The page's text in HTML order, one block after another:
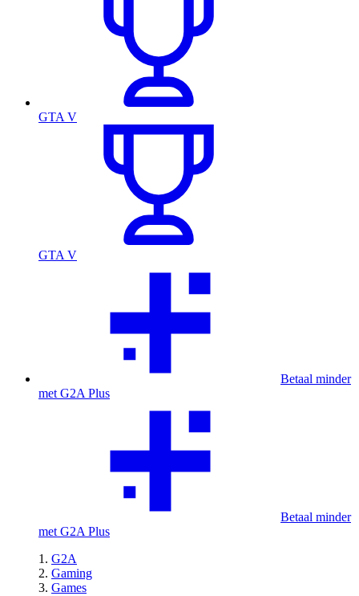
GTA V
GTA V
Betaal minder
met G2A Plus
Betaal minder
met G2A Plus
G2A
Gaming
Games